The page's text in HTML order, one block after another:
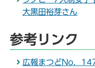
大黒田裕芽さん
参考リンク
広報まつどNo．